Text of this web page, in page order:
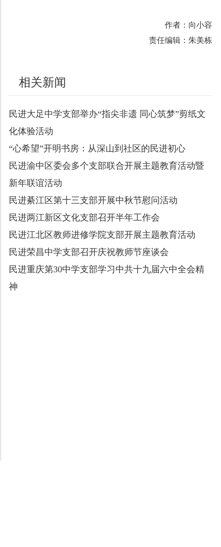
作者：向小容
责任编辑：朱美栋
相关新闻
民进大足中学支部举办“指尖非遗 同心筑梦”剪纸文
化体验活动
“心希望”开明书房：从深山到社区的民进初心
民进渝中区委会多个支部联合开展主题教育活动暨
新年联谊活动
民进綦江区第十三支部开展中秋节慰问活动
民进两江新区文化支部召开半年工作会
民进江北区教师进修学院支部开展主题教育活动
民进荣昌中学支部召开庆祝教师节座谈会
民进重庆第30中学支部学习中共十九届六中全会精
神